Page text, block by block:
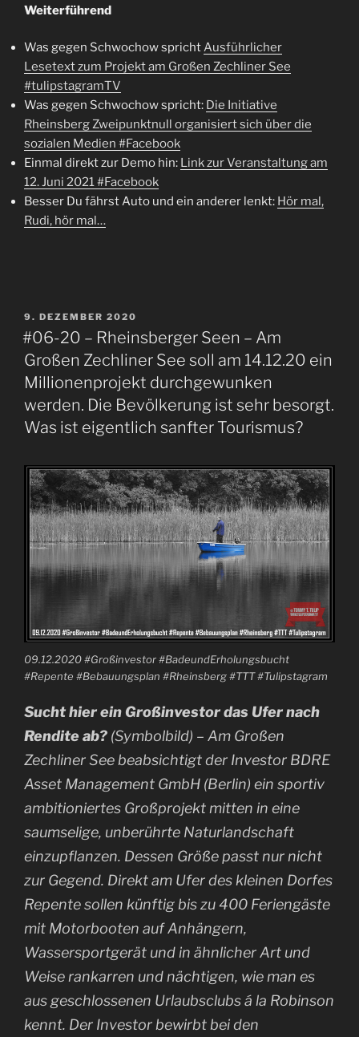
Weiterführend
Was gegen Schwochow sprichtAusführlicher
Lesetext zum Projekt am Großen Zechliner See
#tulipstagramTV
Was gegen Schwochow spricht: Die Initiative
Rheinsberg Zweipunktnull organisiert sich über die
sozialen Medien #Facebook
Einmal direkt zur Demo hin: Link zur Veranstaltung am
12. Juni 2021 #Facebook
Besser Du fährst Auto und ein anderer lenkt: Hör mal,
Rudi, hör mal…
VERÖFFENTLICHT
AM
9. DEZEMBER 2020
#06-20 – Rheinsberger Seen – Am
Großen Zechliner See soll am 14.12.20 ein
Millionenprojekt durchgewunken
werden. Die Bevölkerung ist sehr besorgt.
Was ist eigentlich sanfter Tourismus?
09.12.2020 #Großinvestor #BadeundErholungsbucht
#Repente #Bebauungsplan #Rheinsberg #TTT #Tulipstagram
Sucht hier ein Großinvestor das Ufer nach
Rendite ab? (Symbolbild) – Am Großen
Zechliner See beabsichtigt der Investor BDRE
Asset Management GmbH (Berlin) ein sportiv
ambitioniertes Großprojekt mitten in eine
saumselige, unberührte Naturlandschaft
einzupflanzen. Dessen Größe passt nur nicht
zur Gegend. Direkt am Ufer des kleinen Dorfes
Repente sollen künftig bis zu 400 Feriengäste
mit Motorbooten auf Anhängern,
Wassersportgerät und in ähnlicher Art und
Weise rankarren und nächtigen, wie man es
aus geschlossenen Urlaubsclubs á la Robinson
kennt. Der Investor bewirbt bei den